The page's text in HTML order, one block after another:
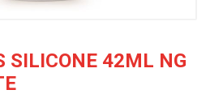
SILICONE 42ML NG